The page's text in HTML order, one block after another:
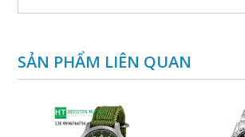
SẢN PHẨM LIÊN QUAN